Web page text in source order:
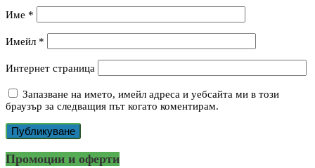
Име *
Имейл *
Интернет страница
Запазване на името, имейл адреса и уебсайта ми в този
браузър за следващия път когато коментирам.
Промоции и оферти